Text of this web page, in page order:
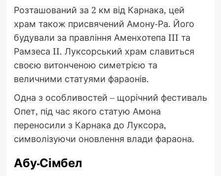
Розташований за 2 км від Карнака, цей
храм також присвячений Амону-Ра. Його
будували за правління Аменхотепа III та
Рамзеса II. Луксорський храм славиться
своєю витонченою симетрією та
величними статуями фараонів.
Одна з особливостей – щорічний фестиваль
Опет, під час якого статую Амона
переносили з Карнака до Луксора,
символізуючи оновлення влади фараона.
Абу-Сімбел